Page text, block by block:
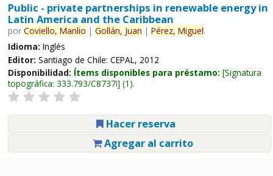
Public - private partnerships in renewable energy in
Latin America and the Caribbean
por Coviello, Manlio | Gollán, Juan | Pérez, Miguel.
Idioma: Inglés
Editor: Santiago de Chile: CEPAL, 2012
Disponibilidad: Ítems disponibles para préstamo: Signatura
topográfica: 333.793/C8737i (1).
Hacer reserva
Agregar al carrito